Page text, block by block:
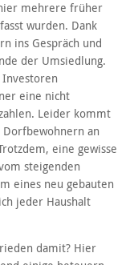
mehrere früher
wurden. Dank
ins Gespräch und
der Umsiedlung.
Investoren
eine nicht
Leider kommt
an
eine gewisse
steigenden
eines neu gebauten
jeder Haushalt
damit? Hier